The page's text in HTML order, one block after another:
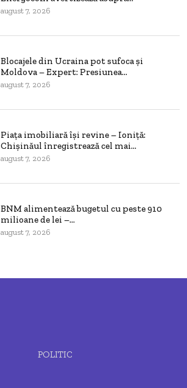
august 7, 2026
Blocajele din Ucraina pot sufoca și
Moldova – Expert: Presiunea...
august 7, 2026
Piața imobiliară își revine – Ioniță:
Chișinăul înregistrează cel mai...
august 7, 2026
BNM alimentează bugetul cu peste 910
milioane de lei –...
august 7, 2026
POLITIC